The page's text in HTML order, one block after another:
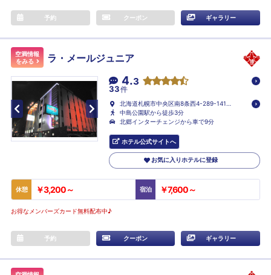
予約 クーポン ギャラリー
空満情報
をみる
ラ・メールジュニア
4.3
33件
北海道札幌市中央区南8条西4-289-141-
2
中島公園駅から徒歩3分
北郷インターチェンジから車で9分
ホテル公式サイトへ
お気に入りホテルに登録
休憩 ￥3,200～ 宿泊 ￥7,600～
お得なメンバーズカード無料配布中♪
予約 クーポン ギャラリー